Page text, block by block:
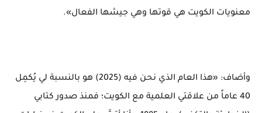
معنويات الكويت هي قوتها وهي جيشها الفعال».
وأضاف: «هذا العام الذي نحن فيه (2025) هو بالنسبة لي يُكمِل
40 عاماً من علاقتي العلمية مع الكويت؛ فمنذ صدور كتابي